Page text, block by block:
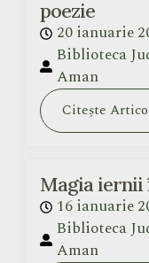
poezie
20 ianuarie
Biblioteca
Aman
Citește
Magia iernii
16 ianuarie
Biblioteca
Aman